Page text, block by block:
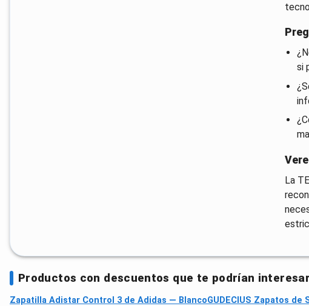
si
La
Productos con descuentos que te podrían interesar
Zapatilla Adistar Control 3 de Adidas — BlancoGUDECIUS Zapatos